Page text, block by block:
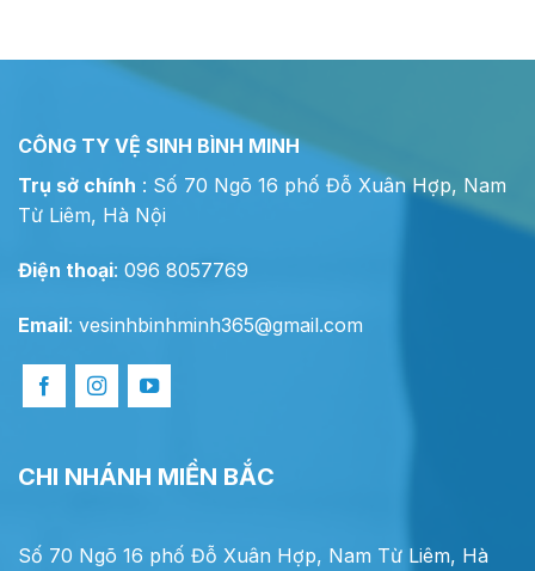
CÔNG TY VỆ SINH BÌNH MINH
Trụ sở chính : Số 70 Ngõ 16 phố Đỗ Xuân Hợp, Nam
Từ Liêm, Hà Nội
Điện thoại: 096 8057769
Email: vesinhbinhminh365@gmail.com
CHI NHÁNH MIỀN BẮC
Số 70 Ngõ 16 phố Đỗ Xuân Hợp, Nam Từ Liêm, Hà